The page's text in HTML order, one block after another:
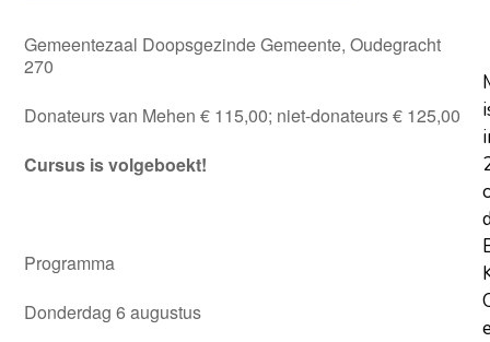
Gemeentezaal Doopsgezinde Gemeente, Oudegracht
270
Donateurs van Mehen € 115,00; niet-donateurs € 125,00
Cursus is volgeboekt!
Programma
Donderdag 6 augustus